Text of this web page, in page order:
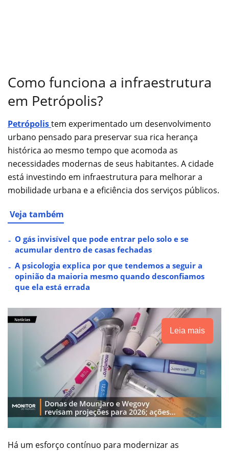
Como funciona a infraestrutura
em Petrópolis?
Petrópolistem experimentado um desenvolvimento
urbano pensado para preservar sua rica herança
histórica ao mesmo tempo que acomoda as
necessidades modernas de seus habitantes. A cidade
está investindo em infraestrutura para melhorar a
mobilidade urbana e a eficiência dos serviços públicos.
Veja também
O gás invisível que pode entrar pelo solo e se
acumular dentro de casas fechadas
A psicologia explica por que tendemos a seguir a
opinião da maioria mesmo quando desconfiamos
que ela está errada
Leia mais
Há um esforço contínuo para modernizar as